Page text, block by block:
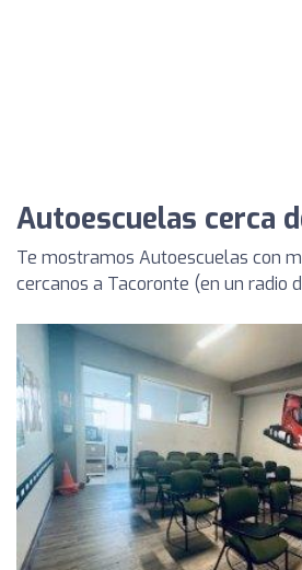
Autoescuelas cerca
Te mostramos Autoescuelas con
cercanos a Tacoronte (en un radio